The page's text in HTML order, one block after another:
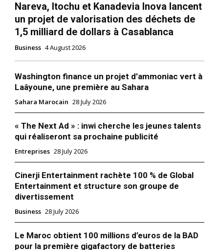
Nareva, Itochu et Kanadevia Inova lancent
un projet de valorisation des déchets de
1,5 milliard de dollars à Casablanca
Business 4 August 2026
Washington finance un projet d’ammoniac vert à
Laâyoune, une première au Sahara
Sahara Marocain 28 July 2026
« The Next Ad » : inwi cherche les jeunes talents
qui réaliseront sa prochaine publicité
Entreprises 28 July 2026
Cinerji Entertainment rachète 100 % de Global
Entertainment et structure son groupe de
divertissement
Business 28 July 2026
Le Maroc obtient 100 millions d’euros de la BAD
pour la première gigafactory de batteries